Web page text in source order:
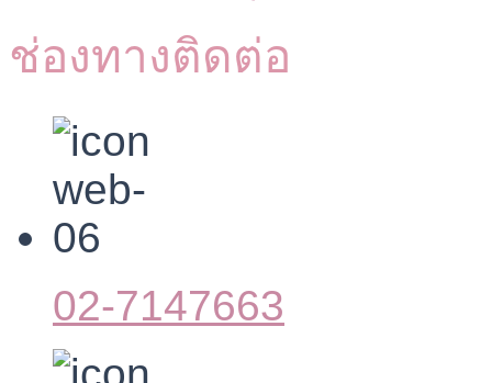
ช่องทางติดต่อ
02-7147663